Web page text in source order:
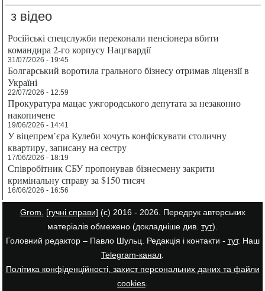
з відео
Російські спецслужби переконали пенсіонера вбити
командира 2-го корпусу Нацгвардії
31/07/2026 - 19:45
Болгарський воротила грального бізнесу отримав ліцензії в
Україні
22/07/2026 - 12:59
Прокуратура мацає ужгородського депутата за незаконно
накопичене
19/06/2026 - 14:41
У віцепрем’єра Кулеби хочуть конфіскувати столичну
квартиру, записану на сестру
17/06/2026 - 18:19
Співробітник СБУ пропонував бізнесмену закрити
кримінальну справу за $150 тисяч
16/06/2026 - 16:56
Grom. [гучні справи] (с) 2016 - 2026. Передрук авторських
матеріалів обмежено (докладніше див. тут).
Головний редактор – Павло Шульц. Редакція і контакти - тут. Наш
Telegram-канал.
Політика конфіденційності, захист персональних даних та файли
cookies.